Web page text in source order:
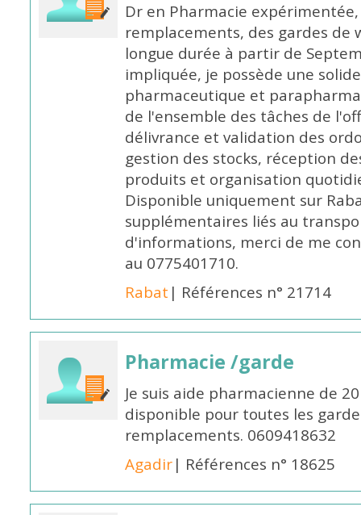
Dr en Pharmacie
remplacements, des gardes de
longue durée à partir de
impliquée, je possède une
pharmaceutique et
de l'ensemble des tâches de
délivrance et validation des
gestion des stocks, réception
produits et organisation
Disponible uniquement sur
supplémentaires liés au
d'informations, merci de me
au 0775401710.
Rabat | Références n° 21714
Pharmacie /garde
Je suis aide pharmacienne de
disponible pour toutes les
remplacements. 0609418632
Agadir| Références n° 18625